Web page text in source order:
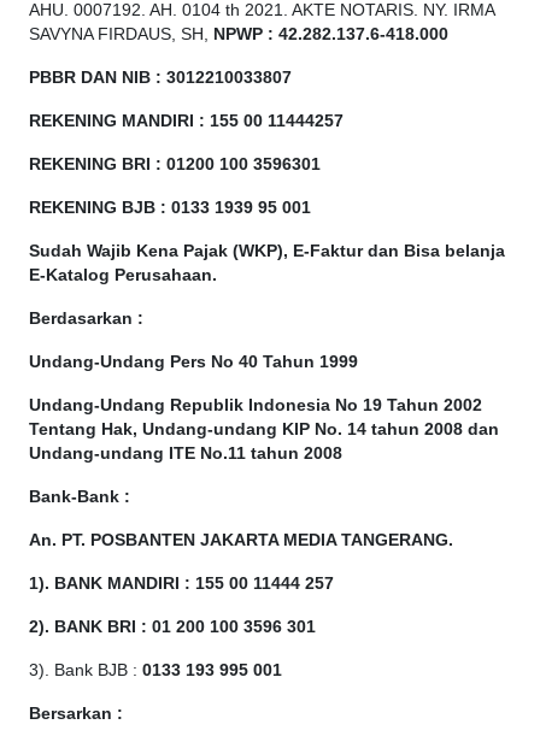
AHU. 0007192. AH. 0104 th 2021. AKTE NOTARIS. NY. IRMA
SAVYNA FIRDAUS, SH, NPW P : 42.282.137.6-418.000
PBBR DAN NIB : 3012210033807
REKENING MANDIRI : 155 00 11444257
REKENING BRI : 01200 100 3596301
REKENING BJB : 0133 1939 95 001
Sudah Wajib Kena Pajak (WKP), E-Faktur dan Bisa belanja
E-Katalog Perusahaan.
Berdasarkan :
Undang-Undang Pers No 40 Tahun 1999
Undang-Undang Republik Indonesia No 19 Tahun 2002
Tentang Hak, Undang-undang KIP No. 14 tahun 2008 dan
Undang-undang ITE No.11 tahun 2008
Bank-Bank :
An. PT. POSBANTEN JAKARTA MEDIA TANGERANG.
1). BANK MANDIRI : 155 00 11444 257
2). BANK BRI : 01 200 100 3596 301
3). Bank BJB : 0133 193 995 001
Bersarkan :